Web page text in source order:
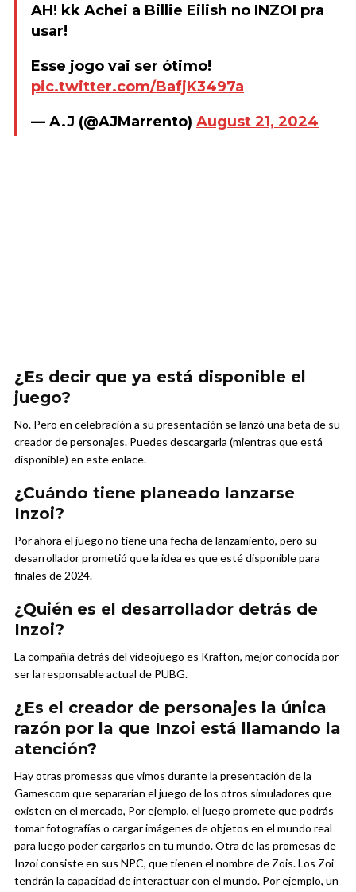
AH! kk Achei a Billie Eilish no INZOI pra
usar!
Esse jogo vai ser ótimo!
pic.twitter.com/BafjK3497a
— A.J (@AJMarrento) August 21, 2024
¿Es decir que ya está disponible el
juego?
No. Pero en celebración a su presentación se lanzó una beta de su
creador de personajes. Puedes descargarla (mientras que está
disponible) en este enlace.
¿Cuándo tiene planeado lanzarse
Inzoi?
Por ahora el juego no tiene una fecha de lanzamiento, pero su
desarrollador prometió que la idea es que esté disponible para
finales de 2024.
¿Quién es el desarrollador detrás de
Inzoi?
La compañía detrás del videojuego es Krafton, mejor conocida por
ser la responsable actual de PUBG.
¿Es el creador de personajes la única
razón por la que Inzoi está llamando la
atención?
Hay otras promesas que vimos durante la presentación de la
Gamescom que separarían el juego de los otros simuladores que
existen en el mercado, Por ejemplo, el juego promete que podrás
tomar fotografías o cargar imágenes de objetos en el mundo real
para luego poder cargarlos en tu mundo.Otra de las promesas de
Inzoi consiste en sus NPC, que tienen el nombre de Zois. Los Zoi
tendrán la capacidad de interactuar con el mundo. Por ejemplo, un